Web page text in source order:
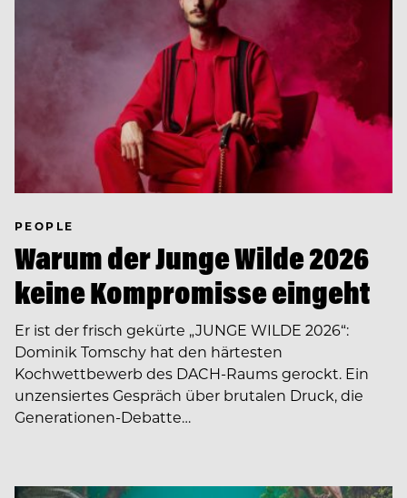
PEOPLE
Warum der Junge Wilde 2026
keine Kompromisse eingeht
Er ist der frisch gekürte „JUNGE WILDE 2026“:
Dominik Tomschy hat den härtesten
Kochwettbewerb des DACH-Raums gerockt. Ein
unzensiertes Gespräch über brutalen Druck, die
Generationen-Debatte…